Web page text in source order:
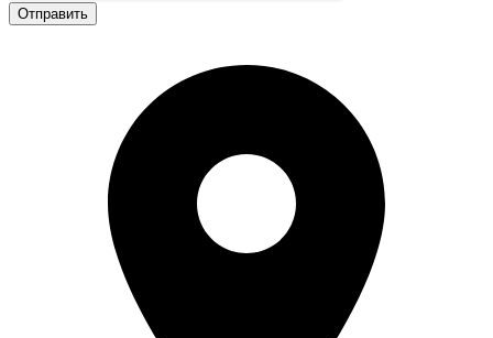
Отправить